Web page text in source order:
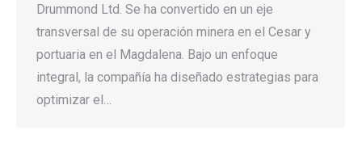
Drummond Ltd. Se ha convertido en un eje
transversal de su operación minera en el Cesar y
portuaria en el Magdalena. Bajo un enfoque
integral, la compañía ha diseñado estrategias para
optimizar el…